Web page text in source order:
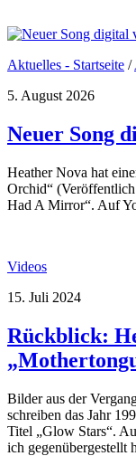
Aktuelles - Startseite /
5. August 2026
Neuer Song
Heather Nova hat
Orchid“
Had A Mirror“. Auf
Videos
15. Juli 2024
Rückblick:
Bilder aus der
schreiben das Jahr
Titel „Glow Stars“.
ich gegenübergestellt